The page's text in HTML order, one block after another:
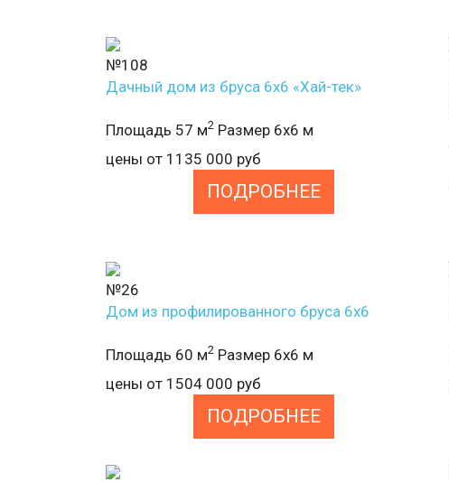
№108
Дачный дом из бруса 6х6 «Хай-тек»
Площадь 57 м2 Размер 6х6 м
цены от 1135 000 руб
ПОДРОБНЕЕ
№26
Дом из профилированного бруса 6х6
Площадь 60 м2 Размер 6х6 м
цены от 1504 000 руб
ПОДРОБНЕЕ